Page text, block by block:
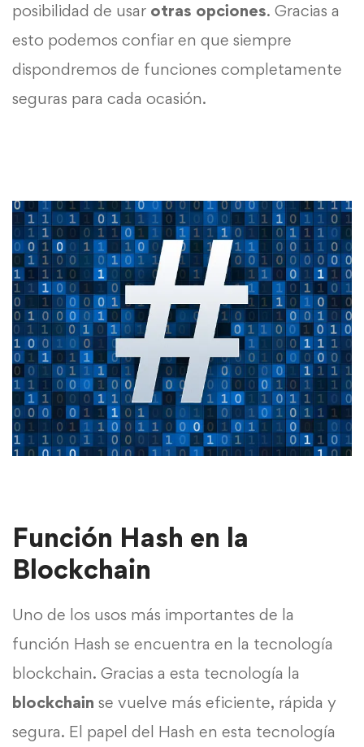
posibilidad de usar otras opciones. Gracias a
esto podemos confiar en que siempre
dispondremos de funciones completamente
seguras para cada ocasión.
Función Hash en la
Blockchain
Uno de los usos más importantes de la
función Hash se encuentra en la tecnología
blockchain. Gracias a esta tecnología la
blockchain se vuelve más eficiente, rápida y
segura. El papel del Hash en esta tecnología